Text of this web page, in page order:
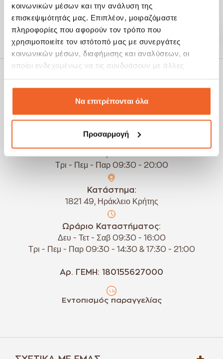
κοινωνικών μέσων και την ανάλυση της
επισκεψιμότητάς μας. Επιπλέον, μοιραζόμαστε
πληροφορίες που αφορούν τον τρόπο που
χρησιμοποιείτε τον ιστότοπό μας με συνεργάτες
κοινωνικών μέσων, διαφήμισης και αναλύσεων, οι
οποίοι ενδεχομένως να τις συνδυάσουν με άλλες
έχουν συλλέξει σε σχέση με την από μέρους σας χρήση
των υπηρεσιών τους.Να επιτρέπονται όλα
Προσαρμογή
Υποβάλλοντας τη φόρμα αποδέχεσαι την
προσωπικών δεδομένων
Τηλεφωνικές παραγγελίες
2816 006 006
Τρι - Πεμ - Παρ 09:30 - 20:00
Κατάστημα:
1821 49, Ηράκλειο Κρήτης
Ωράριο Καταστήματος:
Δευ - Τετ - Σαβ 09:30 - 16:00
Τρι - Πεμ - Παρ 09:30 - 14:30 & 17:30 - 21:00
Αρ. ΓΕΜΗ: 180155627000
Εντοπισμός παραγγελίας